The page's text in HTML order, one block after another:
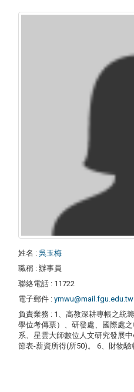
姓名 : 吳玉梅
職稱 : 辦事員
聯絡電話 : 11722
電子郵件 : ymwu@mail.fgu.edu.tw
負責業務 : 1、高教深耕專帳之統
學位考傳票）、研發處、國際處
系、星雲大師數位人文研究發展
節表-薪資所得(所50)。 6、財物驗